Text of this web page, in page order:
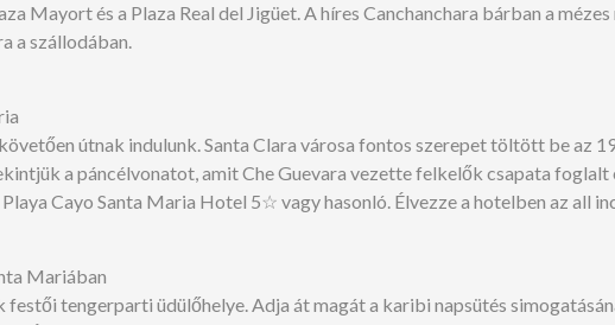
Mayort és a Plaza Real del Jigüet. A híres Canchanchara bárban a
a szállodában.
útnak indulunk. Santa Clara városa fontos szerepet töltött be az
a páncélvonatot, amit Che Guevara vezette felkelők csapata
Cayo Santa Maria Hotel 5☆ vagy hasonló. Élvezze a hotelben az all
Mariában
festői tengerparti üdülőhelye. Adja át magát a karibi napsütés